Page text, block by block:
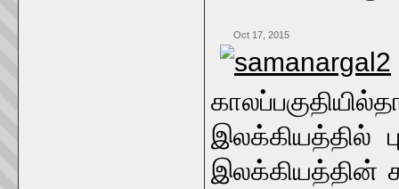
Oct 17, 2015
இலக்கியத்தில்
இலக்கியத்தின்